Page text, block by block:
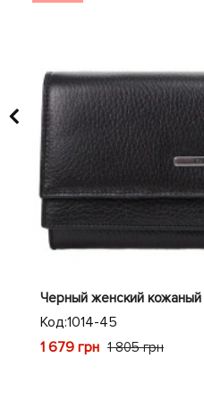
Черный женский кожаный
Код:1014-45
1 679 грн 1 805 грн